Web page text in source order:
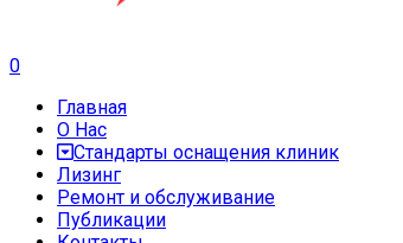
0
Главная
О Нас
Стандарты оснащения клиник
Лизинг
Ремонт и обслуживание
Публикации